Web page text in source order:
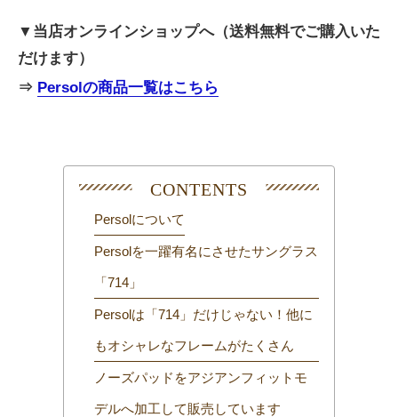
▼当店オンラインショップへ（送料無料でご購入いた
だけます）
⇒ Persolの商品一覧はこちら
Persolについて
Persolを一躍有名にさせたサングラス
「714」
Persolは「714」だけじゃない！他に
もオシャレなフレームがたくさん
ノーズパッドをアジアンフィットモ
デルへ加工して販売しています